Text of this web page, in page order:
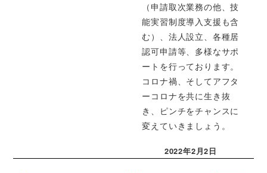
（申請取次業務の他、技
能実習制度導入支援も含
む）、法人設立、各種居
認可申請等、多様なサポ
ートを行っております。
コロナ禍、そしてアフタ
ーコロナを共に生き抜
き、ピンチをチャンスに
変えていきましょう。
投稿日
2022年2月2日